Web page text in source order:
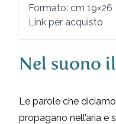
Formato: cm 19×26
Link per acquisto
Nel suono
Description
Le parole che
propagano nell’aria e